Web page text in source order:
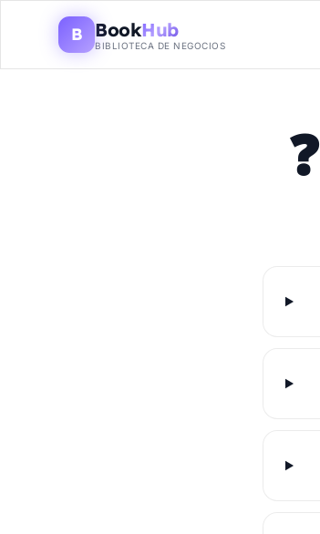
B BookHub
BIBLIOTECA DE NEGOCIOS
❓